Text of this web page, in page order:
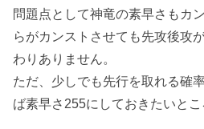
問題点として神竜の素早さもカ
らがカンストさせても先攻後攻
わりありません。
ただ、少しでも先行を取れる確
ば素早さ255にしておきたいとこ